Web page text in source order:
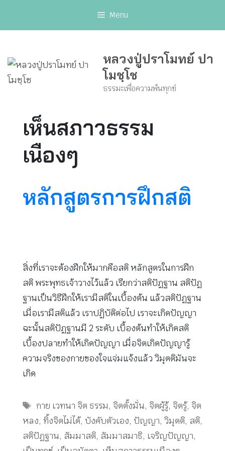
Menu
หลวงปู่ปราโมทย์ ปา
โมชฺโช
ธรรมะเพื่อความพ้นทุกข์
เห็นสภาวธรรม
เนืองๆ
หลักสูตรการฝึกสติ
สิ่งที่เราจะต้องฝึกให้มากคือสติ หลักสูตรในการฝึก
สติ พระพุทธเจ้าวางไว้แล้ว เรียกว่าสติปัฏฐาน สติปัฏ
ฐานเป็นวิธีฝึกให้เรามีสติในเบื้องต้น แล้วสติปัฏฐาน
เมื่อเรามีสติแล้ว เราปฏิบัติต่อไป เราจะเกิดปัญญา
ฉะนั้นสติปัฏฐานมี 2 ระดับ เบื้องต้นทำให้เกิดสติ
เบื้องปลายทำให้เกิดปัญญา เมื่อจิตเกิดปัญญารู้
ความจริงของกายของใจแจ่มแจ้งแล้ว วิมุตติมันจะ
เกิด
Tags
กาย เวทนา จิต ธรรม, จิตตั้งมั่น, จิตผู้รู้, จิตรู้, จิต
หลง, ทิ้งจิตไม่ได้, บังคับตัวเอง, ปัญญา, วิมุตติ, สติ,
สติปัฏฐาน, สัมมาสติ, สัมมาสมาธิ, เจริญปัญญา,